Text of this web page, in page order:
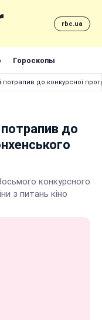
rbc.ua
Гороскопы
потрапив до конкурсної
до
конкурсного
з питань кіно